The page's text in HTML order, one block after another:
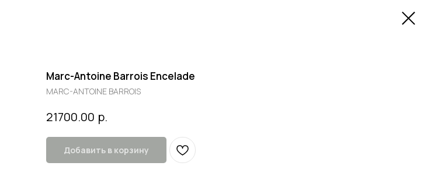
Marc-Antoine Barrois Encelade
MARC-ANTOINE BARROIS
21700.00 р.
Добавить в корзину